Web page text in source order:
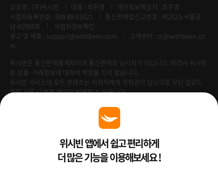
상호명 : (주)위시빈 대표 : 최주영
개인정보책임자 : 최주영
사업자등록번호 : 599-88-01021
통신판매업신고번호 : 제2023-서울강
남-05908호
사업자정보확인
광고 및 제휴 : support@wishbeen.com
고객센터 : cs@wishbeen.co
m
위시빈은 통신판매중개자이며 통신판매의 당사자가 아닙니다. 따라서 위시빈
은 상품·거래정보에 대하여 책임을 지지 않습니다.
위시빈 서비스의 모든 콘텐츠는 저작자에게 저작권이 있으므로 무단 업로드
혹은 사용 시 법적 책임이 발생할 수 있습니다.
Venture Enterprise위시빈 앱에서 쉽고 편리하게
더 많은 기능을 이용해보세요 !